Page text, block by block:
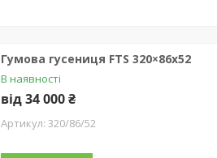
Гумова гусениця FTS 320×86x52
В наявності
від 34 000 ₴
320/86/52